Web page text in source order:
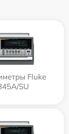
Fluke
SU